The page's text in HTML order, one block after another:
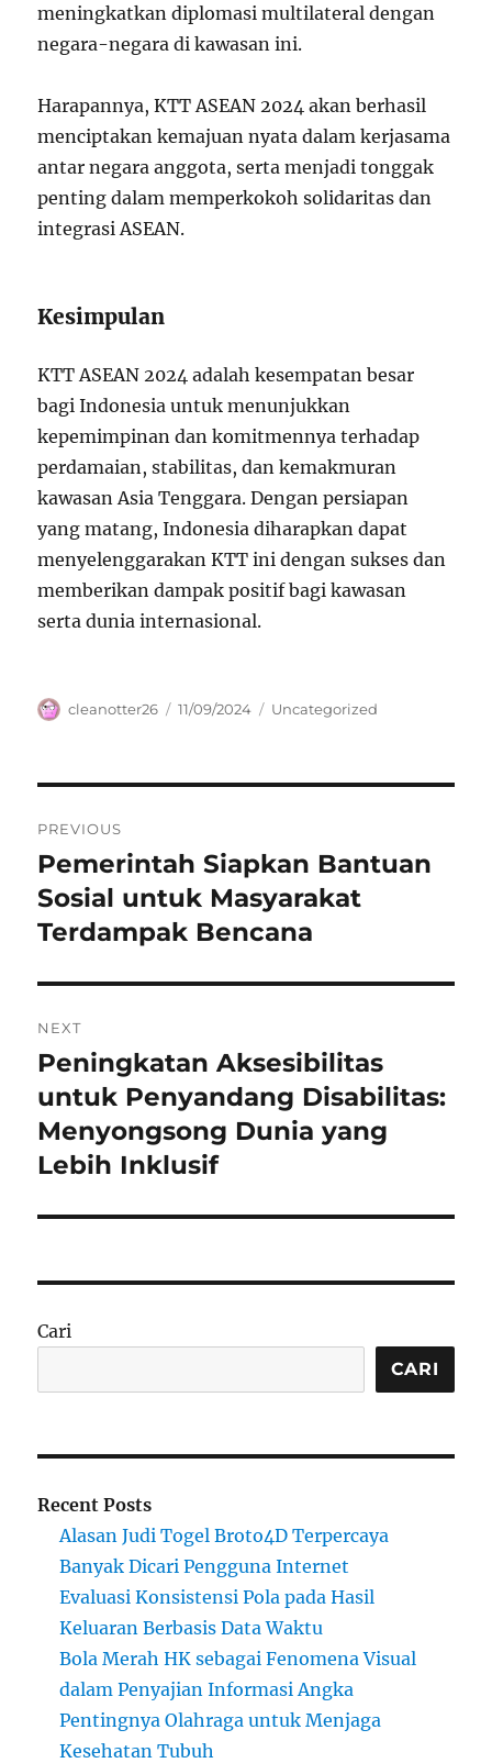
meningkatkan diplomasi multilateral dengan
negara-negara di kawasan ini.
Harapannya, KTT ASEAN 2024 akan berhasil
menciptakan kemajuan nyata dalam kerjasama
antar negara anggota, serta menjadi tonggak
penting dalam memperkokoh solidaritas dan
integrasi ASEAN.
Kesimpulan
KTT ASEAN 2024 adalah kesempatan besar
bagi Indonesia untuk menunjukkan
kepemimpinan dan komitmennya terhadap
perdamaian, stabilitas, dan kemakmuran
kawasan Asia Tenggara. Dengan persiapan
yang matang, Indonesia diharapkan dapat
menyelenggarakan KTT ini dengan sukses dan
memberikan dampak positif bagi kawasan
serta dunia internasional.
Author
cleanotter26
Posted
11/09/2024 Categories
Uncategorized
pos
PREVIOUS
Previous
post:
Pemerintah Siapkan Bantuan
Sosial untuk Masyarakat
Terdampak Bencana
NEXT
Next
post:
Peningkatan Aksesibilitas
untuk Penyandang Disabilitas:
Menyongsong Dunia yang
Lebih Inklusif
Cari
CARI
Recent Posts
Alasan Judi Togel Broto4D Terpercaya
Banyak Dicari Pengguna Internet
Evaluasi Konsistensi Pola pada Hasil
Keluaran Berbasis Data Waktu
Bola Merah HK sebagai Fenomena Visual
dalam Penyajian Informasi Angka
Pentingnya Olahraga untuk Menjaga
Kesehatan Tubuh